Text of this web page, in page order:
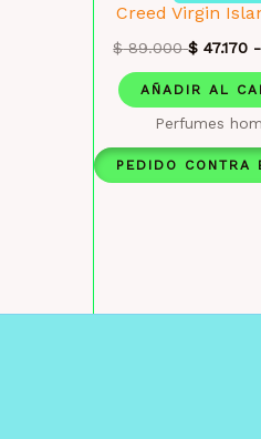
Creed Virgin
$89.000 $ 47.170
AÑADIR AL
Perfumes
PEDIDO CONTRA